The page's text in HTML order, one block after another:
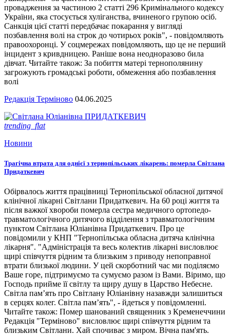
провадження за частиною 2 статті 296 Кримінального кодексу
України, яка стосується хуліганства, вчиненого групою осіб.
Санкція цієї статті передбачає покарання у вигляді
позбавлення волі на строк до чотирьох років", - повідомляють
правоохоронці. У соцмережах повідомляють, що це не перший
інцидент з кривдницею. Раніше вона неодноразово била
дівчат. Читайте також: За побиття матері тернополянину
загрожують громадські роботи, обмеження або позбавлення
волі
Редакція Терміново 04.06.2025
trending_flat
Новини
Трагічна втрата для однієї з тернопільських лікарень: померла Світлана
Придаткевич
Обірвалось життя працівниці Тернопільської обласної дитячої
клінічної лікарні Світлани Придаткевич. На 60 році життя та
після важкої хвороби померла сестра медичного ортопедо-
травматологічного дитячого відділення з травматологічним
пунктом Світлана Юліанівна Придаткевич. Про це
повідомили у КНП "Тернопільська обласна дитяча клінічна
лікарня". "Адміністрація та весь колектив лікарні висловлює
щирі співчуття рідним та близьким з приводу непоправної
втрати близької людини. У цей скорботний час ми поділяємо
Ваше горе, підтримуємо та сумуємо разом із Вами. Віримо, що
Господь прийме її світлу та щиру душу в Царство Небесне.
Світла пам’ять про Світлану Юліанівну назавжди залишиться
в серцях колег. Світла пам’ять", - йдеться у повідомленні.
Читайте також: Помер шанований священник з Кременеччини
Редакція "Терміново" висловлює щирі співчуття рідним та
близьким Світлани. Хай спочиває з миром. Вічна пам'ять.